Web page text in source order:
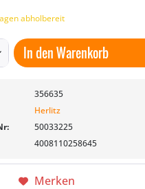
abholbereit
In denWarenkorb
356635
Herlitz
50033225
4008110258645
Merken